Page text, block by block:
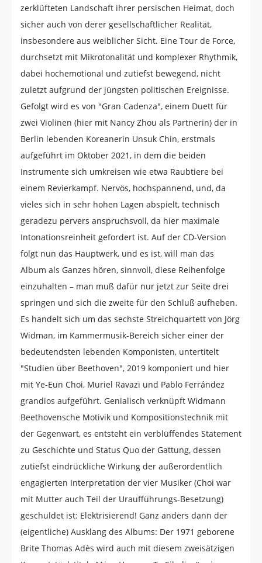
zerklüfteten Landschaft ihrer persischen Heimat, doch
sicher auch von derer gesellschaftlicher Realität,
insbesondere aus weiblicher Sicht. Eine Tour de Force,
durchsetzt mit Mikrotonalität und komplexer Rhythmik,
dabei hochemotional und zutiefst bewegend, nicht
zuletzt aufgrund der jüngsten politischen Ereignisse.
Gefolgt wird es von "Gran Cadenza", einem Duett für
zwei Violinen (hier mit Nancy Zhou als Partnerin) der in
Berlin lebenden Koreanerin Unsuk Chin, erstmals
aufgeführt im Oktober 2021, in dem die beiden
Instrumente sich umkreisen wie etwa Raubtiere bei
einem Revierkampf. Nervös, hochspannend, und, da
vieles sich in sehr hohen Lagen abspielt, technisch
geradezu pervers anspruchsvoll, da hier maximale
Intonationsreinheit gefordert ist. Auf der CD-Version
folgt nun das Hauptwerk, und es ist, will man das
Album als Ganzes hören, sinnvoll, diese Reihenfolge
einzuhalten – man muß dafür nur jetzt zur Seite drei
springen und sich die zweite für den Schluß aufheben.
Es handelt sich um das sechste Streichquartett von Jörg
Widman, im Kammermusik-Bereich sicher einer der
bedeutendsten lebenden Komponisten, untertitelt
"Studien über Beethoven", 2019 komponiert und hier
mit Ye-Eun Choi, Muriel Ravazi und Pablo Ferrández
grandios aufgeführt. Genialisch verknüpft Widmann
Beethovensche Motivik und Kompositionstechnik mit
der Gegenwart, es entsteht ein verblüffendes Statement
zu Geschichte und Status Quo der Gattung, dessen
zutiefst eindrückliche Wirkung der außerordentlich
engagierten Interpretation der vier Musiker (Choi war
mit Mutter auch Teil der Uraufführungs-Besetzung)
geschuldet ist: Elektrisierend! Ganz anders dann der
(eigentliche) Ausklang des Albums: Der 1971 geborene
Brite Thomas Adès wird auch mit diesem zweisätzigen